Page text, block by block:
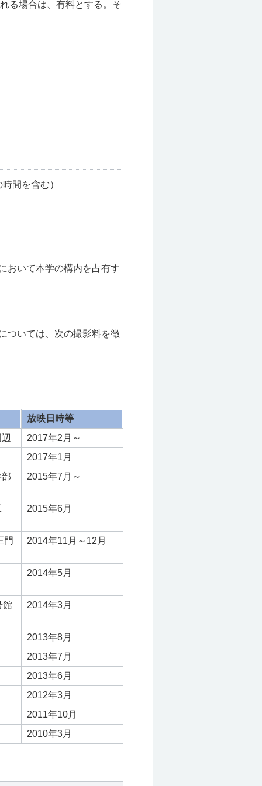
る場合は、有料とする。そ
間を含む）
おいて本学の構内を占有す
ついては、次の撮影料を徴
放映日時等
2017年2月～
2017年1月
2015年7月～
2015年6月
門 2014年11月～12月
2014年5月
館 2014年3月
2013年8月
2013年7月
2013年6月
2012年3月
2011年10月
2010年3月